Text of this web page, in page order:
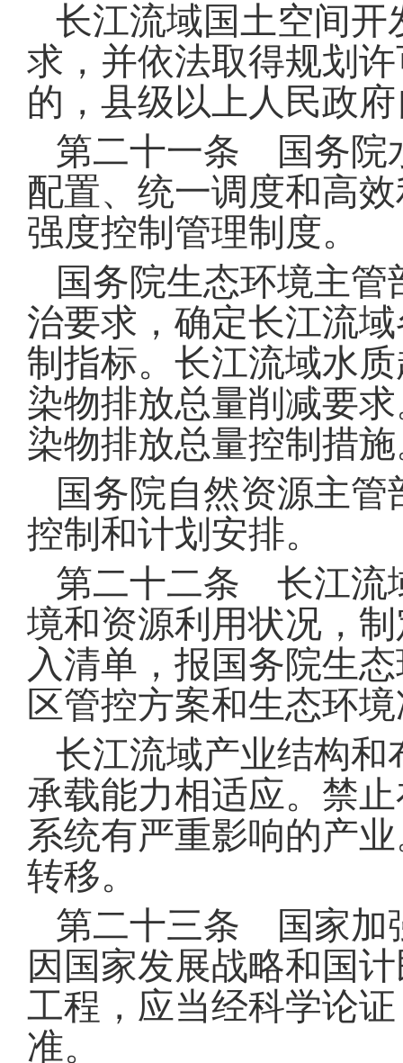
长江流域国土空间
求，并依法取得规划
的，县级以上人民政
第二十一条 国务院
配置、统一调度和高
强度控制管理制度。
国务院生态环境主
治要求，确定长江流
制指标。 长江流域水
染物排放总量削减要求
染物排放总量控制措施
国务院自然资源主
控制和计划安排。
第二十二条 长江流
境和资源利用状况，
入清单，报国务院生
区管控方案和生态环
长江流域产业结构
承载能力相适应。 禁
系统有严重影响的产业
转移。
第二十三条 国家加
因国家发展战略和国
工程，应当经科学论
准。